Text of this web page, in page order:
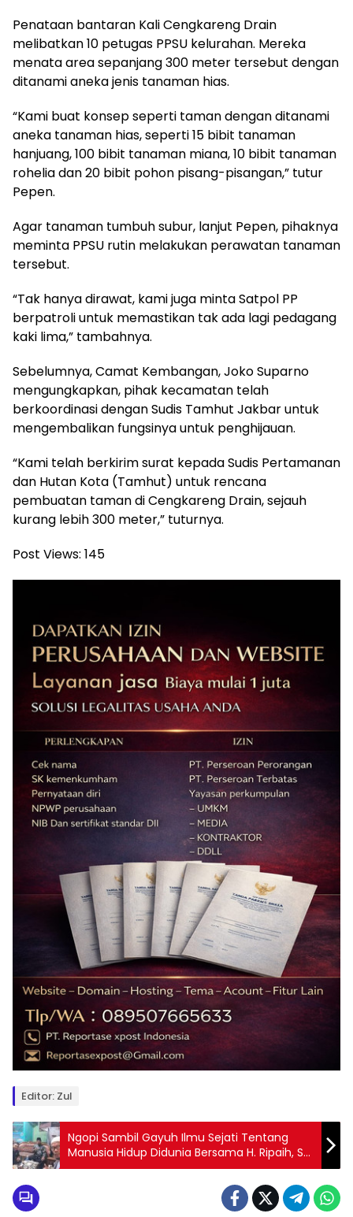
Penataan bantaran Kali Cengkareng Drain
melibatkan 10 petugas PPSU kelurahan. Mereka
menata area sepanjang 300 meter tersebut dengan
ditanami aneka jenis tanaman hias.
“Kami buat konsep seperti taman dengan ditanami
aneka tanaman hias, seperti 15 bibit tanaman
hanjuang, 100 bibit tanaman miana, 10 bibit tanaman
rohelia dan 20 bibit pohon pisang-pisangan,” tutur
Pepen.
Agar tanaman tumbuh subur, lanjut Pepen, pihaknya
meminta PPSU rutin melakukan perawatan tanaman
tersebut.
“Tak hanya dirawat, kami juga minta Satpol PP
berpatroli untuk memastikan tak ada lagi pedagang
kaki lima,” tambahnya.
Sebelumnya, Camat Kembangan, Joko Suparno
mengungkapkan, pihak kecamatan telah
berkoordinasi dengan Sudis Tamhut Jakbar untuk
mengembalikan fungsinya untuk penghijauan.
“Kami telah berkirim surat kepada Sudis Pertamanan
dan Hutan Kota (Tamhut) untuk rencana
pembuatan taman di Cengkareng Drain, sejauh
kurang lebih 300 meter,” tuturnya.
Post Views: 145
Editor: Zul
Ngopi Sambil Gayuh Ilmu Sejati Tentang
Manusia Hidup Didunia Bersama H. Ripaih, SE
di SDIT Amani Ar Rasyid Cengkareng